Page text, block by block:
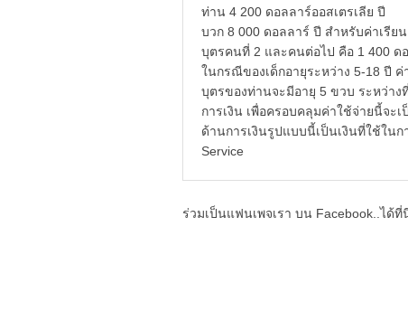
ท่าน 4 200 ดอลลาร์ออสเตรเลี
บวก 8 000 ดอลลาร์ ปี สำหรับค่
บุตรคนที่ 2 และคนต่อไป คือ 1 400 ด
ในกรณีของเด็กอายุระหว่าง 5-18 ปี
บุตรของท่านจะมีอายุ 5 ขวบ ระหว่าง
การเงิน เพื่อครอบคลุมค่าใช้จ่ายนี้จะ
ด้านการเงินรูปแบบนี้เป็นเงินที่ใช้ใน
Service
ร่วมเป็นแฟนเพจเรา บน Facebook..ได้ที่